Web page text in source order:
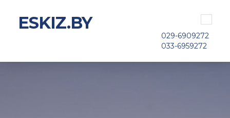
Toggle
ESKIZ.BY
029-6909272
033-6959272